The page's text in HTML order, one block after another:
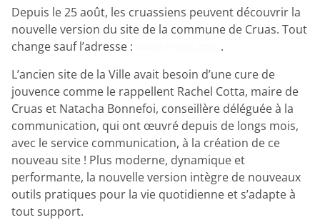
Depuis le 25 août, les cruassiens peuvent découvrir la
nouvelle version du site de la commune de Cruas. Tout
change sauf l’adresse :
.
L’ancien site de la Ville avait besoin d’une cure de
jouvence comme le rappellent Rachel Cotta, maire de
Cruas et Natacha Bonnefoi, conseillère déléguée à la
communication, qui ont œuvré depuis de longs mois,
avec le service communication, à la création de ce
nouveau site ! Plus moderne, dynamique et
performante, la nouvelle version intègre de nouveaux
outils pratiques pour la vie quotidienne et s’adapte à
tout support.